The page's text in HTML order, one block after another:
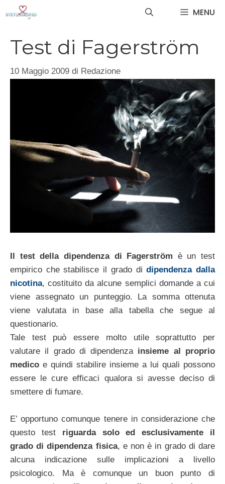
MENU
Test di Fagerström
10 Maggio 2009 di Redazione
Il test della dipendenza di Fagerström è un test
empirico che stabilisce il grado didipendenza dalla
nicotina, costituito da alcune semplici domande a cui
viene assegnato un punteggio. La somma ottenuta
viene valutata in base alla tabella che segue al
questionario.
Tale test può essere molto utile soprattutto per
valutare il grado di dipendenza insieme al proprio
medico e quindi stabilire insieme a lui quali possono
essere le cure efficaci qualora si avesse deciso di
smettere di fumare.
E’ opportuno comunque tenere in considerazione che
questo test riguarda solo ed esclusivamente il
grado di dipendenza fisica, e non è in grado di dare
alcuna indicazione sulle implicazioni a livello
psicologico. Ma è comunque un buon punto di